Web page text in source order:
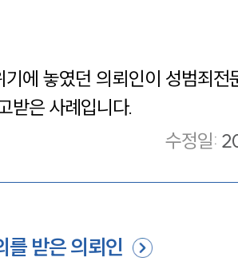
에 놓였던 의뢰인이 성범죄전
받은 사례입니다.
수정일:
를 받은 의뢰인